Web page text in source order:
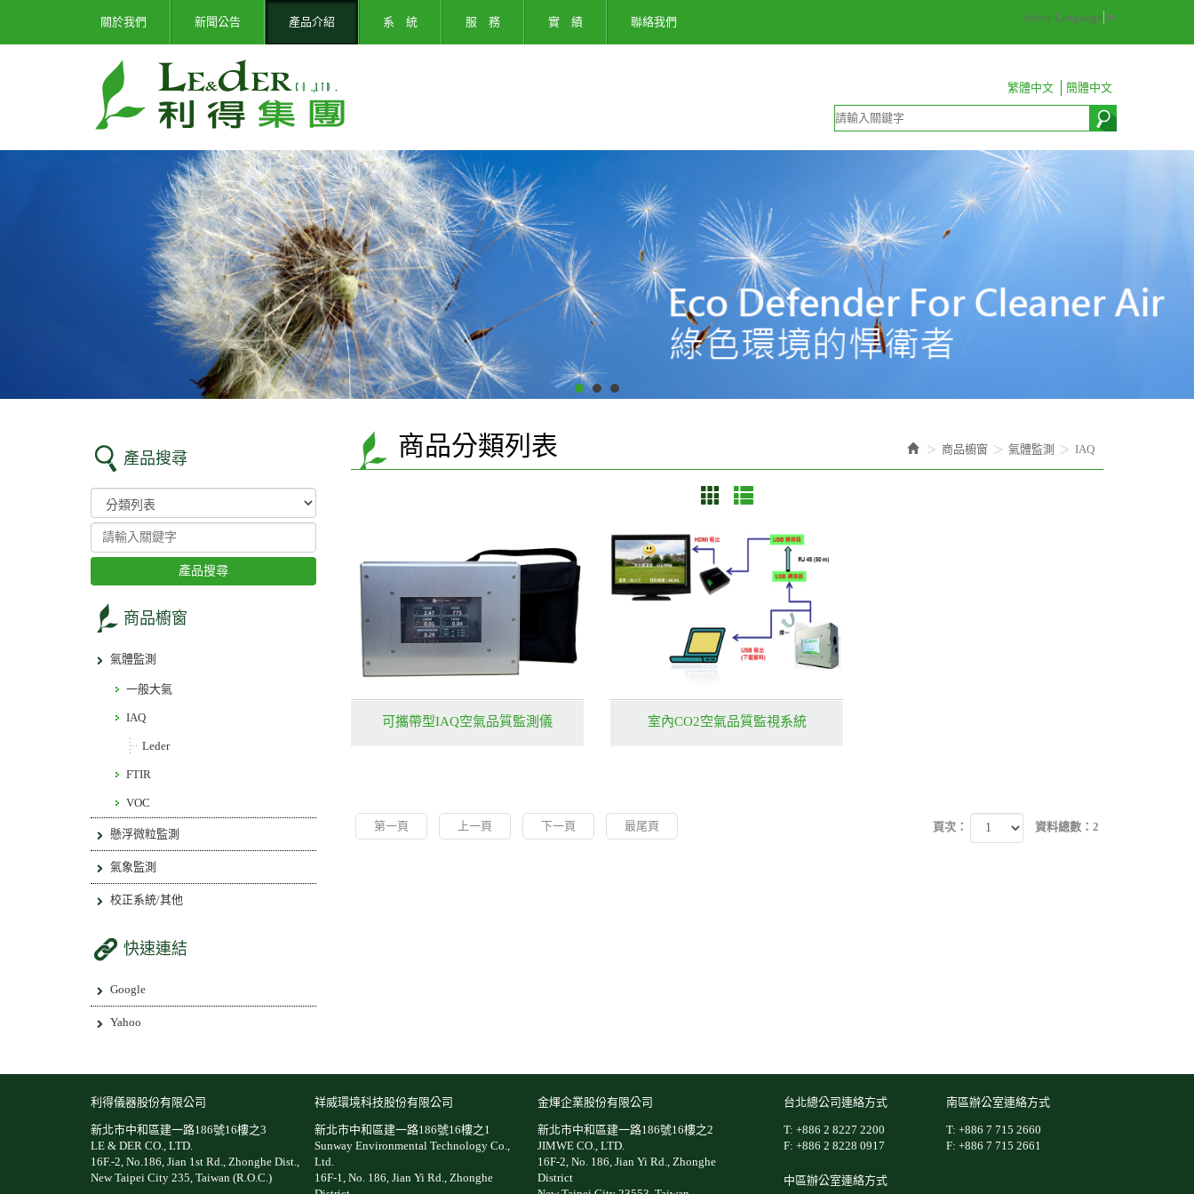
關於我們 新聞公告 產品介紹 系 統 服 務 實 績 聯絡我們 Select Language ▼
繁體中文 簡體中文
產品搜尋
產品搜尋
商品櫥窗
氣體監測
一般大氣
IAQ
Leder
FTIR
VOC
懸浮微粒監測
氣象監測
校正系統/其他
快速連結
Google
Yahoo
商品櫥窗 氣體監測 IAQ
商品分類列表
可攜帶型IAQ空氣品質監測儀 室內CO2空氣品質監視系統
第一頁 上一頁 下一頁 最尾頁 頁次： 資料總數：2
利得儀器股份有限公司
新北市中和區建一路186號16樓之3
LE & DER CO., LTD.
16F.-2, No.186, Jian 1st Rd., Zhonghe Dist.,
New Taipei City 235, Taiwan (R.O.C.)
祥威環境科技股份有限公司
新北市中和區建一路186號16樓之1
Sunway Environmental Technology Co.,
Ltd.
16F-1, No. 186, Jian Yi Rd., Zhonghe
金煇企業股份有限公司
新北市中和區建一路186號16樓之2
JIMWE CO., LTD.
16F-2, No. 186, Jian Yi Rd., Zhonghe
District
台北總公司連絡方式
T: +886 2 8227 2200
F: +886 2 8228 0917
中區辦公室連絡方式
南區辦公室連絡方式
T: +886 7 715 2660
F: +886 7 715 2661